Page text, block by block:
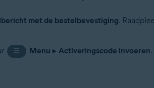
met de bestelbevestiging.
☰ Menu ▸Activeringscode invoeren.